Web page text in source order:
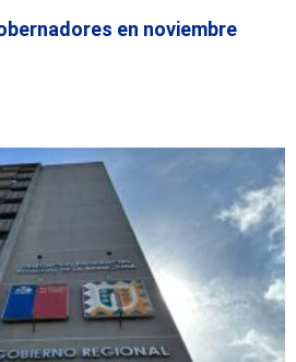
en noviembre